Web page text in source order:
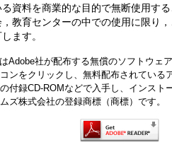
資料を商業的な目的で無断使用す
教育センターの中での使用に限り
ます。
Adobe社が配布する無償のソフトウェ
ンをクリックし、無料配布されている
付録CD-ROMなどで入手し、インスト
ズ株式会社の登録商標（商標）です。